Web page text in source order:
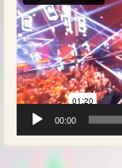
00:00